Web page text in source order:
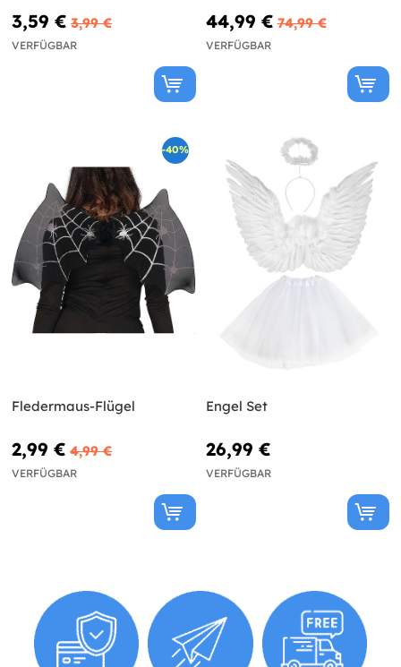
3,59 € 3,99 €
VERFÜGBAR
44,99 € 74,99 €
VERFÜGBAR
-40%
Fledermaus-Flügel
2,99 € 4,99 €
VERFÜGBAR
Engel Set
26,99 €
VERFÜGBAR